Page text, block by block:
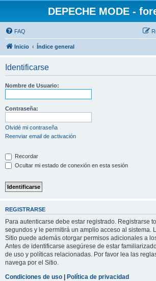
DEPECHE MODE -
FAQ
Inicio Índice general
Identificarse
Nombre de Usuario:
Contraseña:
Olvidé mi contraseña
Reenviar email de activación
Recordar
Ocultar mi estado de conexión en esta sesión
REGISTRARSE
Para autenticarse debe estar registrado. Registrarse
segundos y le permitirá un amplio acceso al sistema.
Sitio puede además otorgar permisos adicionales a
Antes de identificarse asegúrese de estar
de uso y políticas relacionadas. Por favor lea las
navega por el Sitio.
Condiciones de uso | Política de privacidad